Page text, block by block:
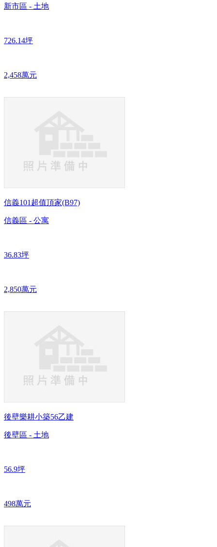
新市區 - 土地
726.14坪
2,458萬元
信義101超值頂家(B97)
信義區 - 公寓
36.83坪
2,850萬元
後壁樂耕小築56乙建
後壁區 - 土地
56.9坪
498萬元